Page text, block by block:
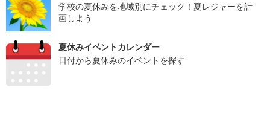
学校の夏休みを地域別にチェック！夏レジャーを計
画しよう
夏休みイベントカレンダー
日付から夏休みのイベントを探す